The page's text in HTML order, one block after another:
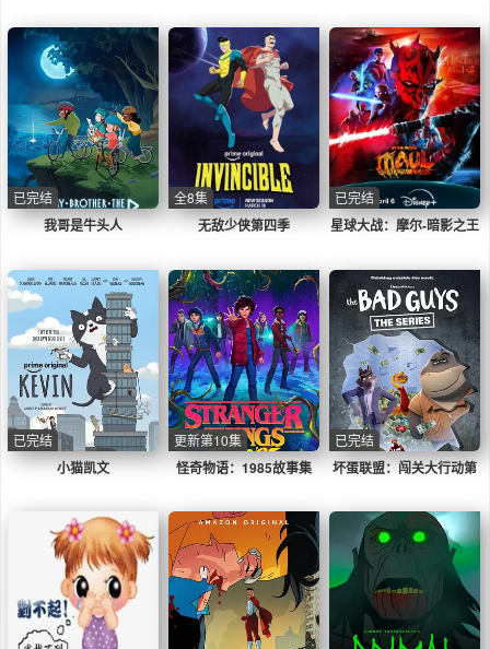
我哥是牛头人
已完结
无敌少侠第四季
全8集
星球大战：摩尔-暗影之王
已完结
小猫凯文
已完结
怪奇物语：1985故事集
更新第10集
坏蛋联盟：闯关大行动第
已完结